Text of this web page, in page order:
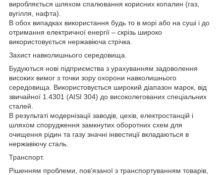
виробляється шляхом спалювання корисних копалин (газ,
вугілля, нафта).
В обох випадках використання будь то в морі або на суші і до
отримання електричної енергії – скрізь широко
використовується нержавіюча стрічка.
Захист навколишнього середовища.
Будуються нові підприємства з урахуванням задоволення
високих вимог з точки зору охорони навколишнього
середовища. Використовується широкий діапазон марок, від
звичайної 1.4301 (AISI 304) до високолегованих спеціальних
сталей.
В результаті модернізації заводів, цехів, електростанцій і
шляхом спорудження замкнутих оборотних схем для
очищення рідин та газу значні інвестиції вкладаються в
нержавіючу сталь.
Транспорт.
Рішенням проблеми, пов'язаної з транспортуванням товарів,